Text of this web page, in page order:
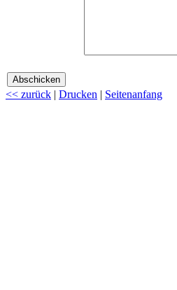
<< zurück | Drucken | Seitenanfang